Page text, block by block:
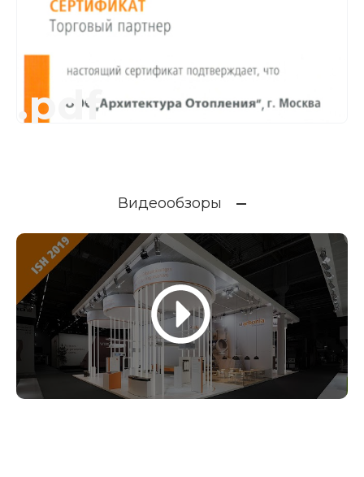
.pdf
Видеообзоры